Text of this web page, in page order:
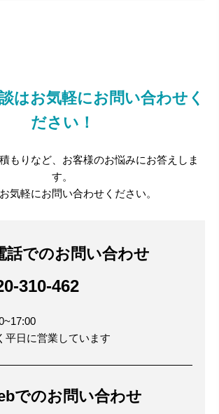
はお気軽にお問い合わせく
ださい！
もりなど、お客様のお悩みにお答えしま
す。
気軽にお問い合わせください。
話でのお問い合わせ
310-462
平日に営業しています
でのお問い合わせ